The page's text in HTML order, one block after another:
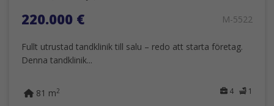
220.000 € M-5522
Fullt utrustad tandklinik till salu – redo att starta företag.
Denna tandklinik...
4 1
81 m2